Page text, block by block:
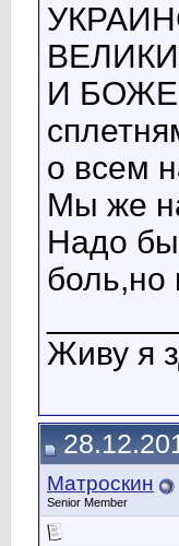
И БОЖЕ
о всем
Мы же
Надо
боль,но
Живу я
Матроскин
Senior Member